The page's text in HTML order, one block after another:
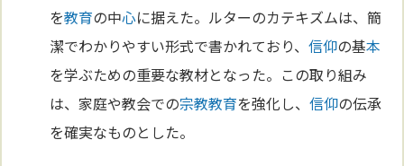
を教育の中心に据えた。ルターのカテキズムは、簡
潔でわかりやすい形式で書かれており、信仰の基本
を学ぶための重要な教材となった。この取り組み
は、家庭や教会での宗教教育を強化し、信仰の伝承
を確実なものとした。